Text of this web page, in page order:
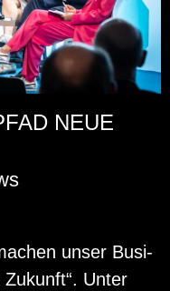
NEUE
unser Busi­
Unter